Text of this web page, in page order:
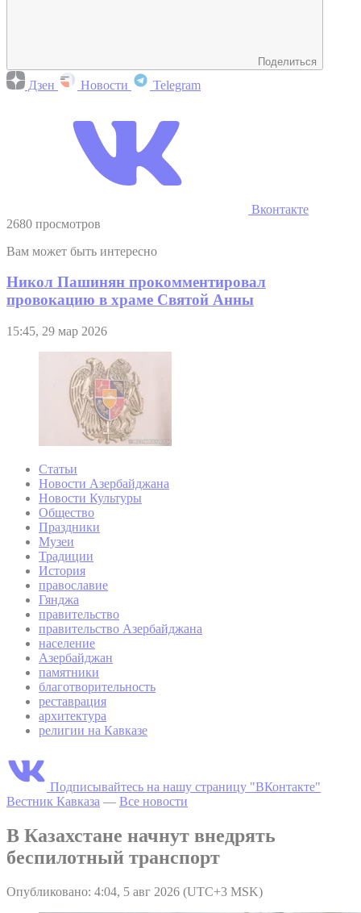
Поделиться
Дзен Новости Telegram
Вконтакте
2680 просмотров
Вам может быть интересно
Никол Пашинян прокомментировал
провокацию в храме Святой Анны
15:45, 29 мар 2026
Статьи
Новости Азербайджана
Новости Культуры
Общество
Праздники
Музеи
Традиции
История
православие
Гянджа
правительство
правительство Азербайджана
население
Азербайджан
памятники
благотворительность
реставрация
архитектура
религии на Кавказе
Подписывайтесь на нашу страницу "ВКонтакте"
Вестник Кавказа — Все новости
В Казахстане начнут внедрять
беспилотный транспорт
Опубликовано: 4:04, 5 авг 2026 (UTC+3 MSK)